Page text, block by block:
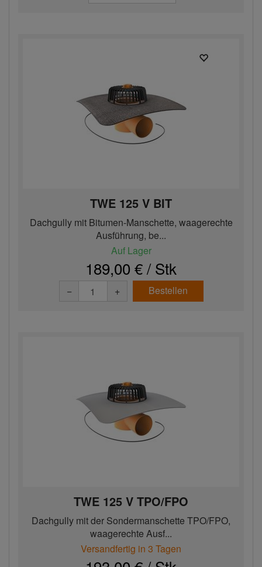
TWE 125 V BIT
Dachgully mit Bitumen-Manschette, waagerechte
Ausführung, be...
Auf Lager
189,00 € / Stk
− + Bestellen
TWE 125 V TPO/FPO
Dachgully mit der Sondermanschette TPO/FPO,
waagerechte Ausf...
Versandfertig in 3 Tagen